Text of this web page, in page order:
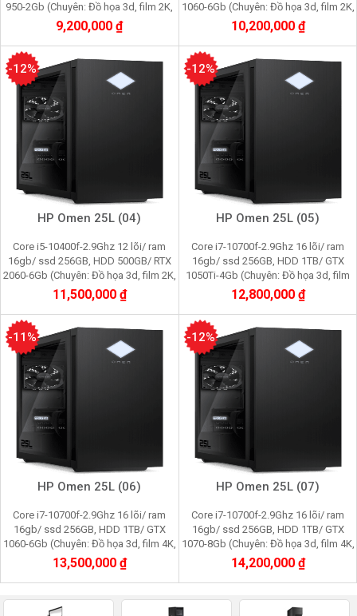
950-2Gb (Chuyên: Đồ họa 3d, film 2K,
cầy Pi node, youtube, facebook,
gaming)
9,200,000 ₫
1060-6Gb (Chuyên: Đồ họa 3d, film 2K,
cầy Pi node, youtube, facebook,
gaming)
10,200,000 ₫
HP Omen 25L (04)
Core i5-10400f-2.9Ghz 12 lõi/ ram
16gb/ ssd 256GB, HDD 500GB/ RTX
2060-6Gb (Chuyên: Đồ họa 3d, film 2K,
cầy Pi node, youtube, facebook,
gaming)
11,500,000 ₫
-12%
HP Omen 25L (05)
Core i7-10700f-2.9Ghz 16 lõi/ ram
16gb/ ssd 256GB, HDD 1TB/ GTX
1050Ti-4Gb (Chuyên: Đồ họa 3d, film
2K, cầy Pi node, youtube, facebook,
gaming)
12,800,000 ₫
-12%
HP Omen 25L (06)
Core i7-10700f-2.9Ghz 16 lõi/ ram
16gb/ ssd 256GB, HDD 1TB/ GTX
1060-6Gb (Chuyên: Đồ họa 3d, film 4K,
cầy Pi node, youtube, facebook,
gaming)
13,500,000 ₫
-11%
HP Omen 25L (07)
Core i7-10700f-2.9Ghz 16 lõi/ ram
16gb/ ssd 256GB, HDD 1TB/ GTX
1070-8Gb (Chuyên: Đồ họa 3d, film 4K,
cầy Pi node, youtube, facebook,
gaming)
14,200,000 ₫
-12%